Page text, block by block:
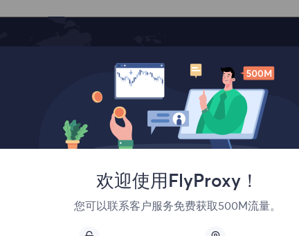
覆盖全球
法国
1,042,773
加拿大
欢迎使用FlyProxy！
您可以联系客户服务免费获取500M流量。